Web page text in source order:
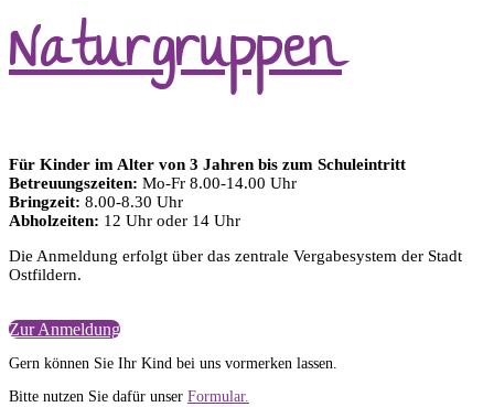
Naturgruppen
Für Kinder im Alter von 3 Jahren bis zum Schuleintritt
Betreuungszeiten: Mo-Fr 8.00-14.00 Uhr
Bringzeit: 8.00-8.30 Uhr
Abholzeiten: 12 Uhr oder 14 Uhr
Die Anmeldung erfolgt über das zentrale Vergabesystem der Stadt
Ostfildern.
Zur Anmeldung
Gern können Sie Ihr Kind bei uns vormerken lassen.
Bitte nutzen Sie dafür unser Formular.